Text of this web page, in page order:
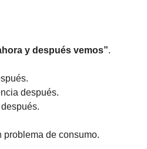
y después vemos”.
después.
problema de consumo.